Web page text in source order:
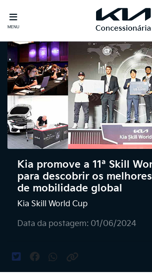
MENU
Kia promove a 11ª Skill
para descobrir os
de mobilidade global
Kia Skill World Cup
Data da postagem: 01/06/2024